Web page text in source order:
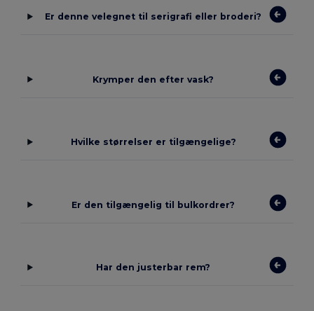
Er denne velegnet til serigrafi eller broderi?
Krymper den efter vask?
Hvilke størrelser er tilgængelige?
Er den tilgængelig til bulkordrer?
Har den justerbar rem?